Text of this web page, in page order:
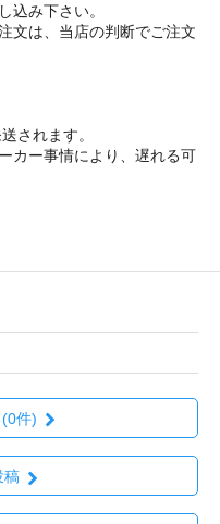
込み下さい。
文は、当店の判断でご注文
されます。
カー事情により、遅れる可
件)
稿